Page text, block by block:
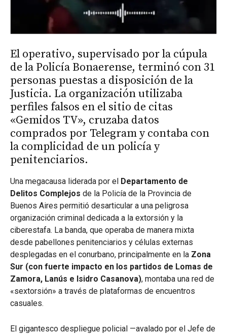
El operativo, supervisado por la cúpula
de la Policía Bonaerense, terminó con 31
personas puestas a disposición de la
Justicia. La organización utilizaba
perfiles falsos en el sitio de citas
«Gemidos TV», cruzaba datos
comprados por Telegram y contaba con
la complicidad de un policía y
penitenciarios.
Una megacausa liderada por el Departamento de
Delitos Complejos de la Policía de la Provincia de
Buenos Aires permitió desarticular a una peligrosa
organización criminal dedicada a la extorsión y la
ciberestafa. La banda, que operaba de manera mixta
desde pabellones penitenciarios y células externas
desplegadas en el conurbano, principalmente en la Zona
Sur (con fuerte impacto en los partidos de Lomas de
Zamora, Lanús e Isidro Casanova), montaba una red de
«sextorsión» a través de plataformas de encuentros
casuales.
El gigantesco despliegue policial —avalado por el Jefe de